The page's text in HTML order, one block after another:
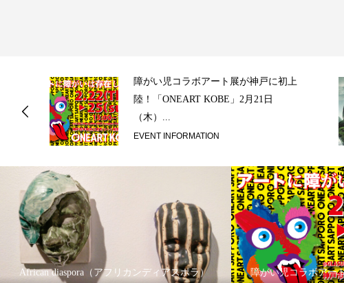
障がい児コラボアート展が神戸に初上
陸！「ONEART KOBE」2月21日
（木）...
EVENT INFORMATION
African diaspora（アフリカンディアスポラ）
障がい児コラボアー